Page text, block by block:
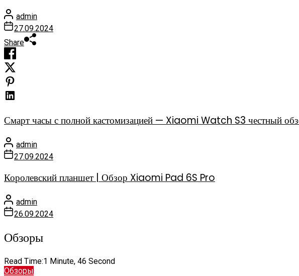
admin
27.09.2024
Share
Смарт часы с полной кастомизацией — Xiaomi Watch S3 честный
admin
27.09.2024
Королевский планшет | Обзор Xiaomi Pad 6S Pro
admin
26.09.2024
Обзоры
Read Time:1 Minute, 46 Second
Обзоры